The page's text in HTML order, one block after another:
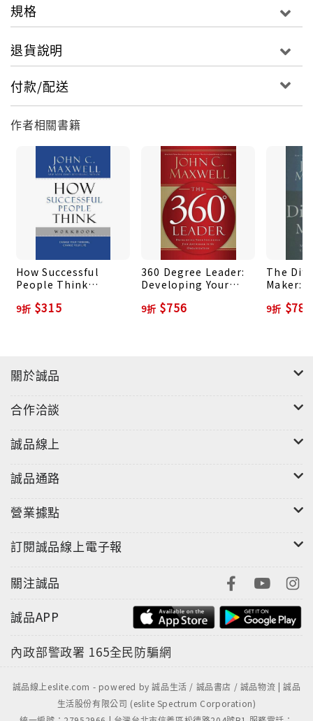
‧藉由瞭解每個人都有的五項共同點，來激勵人們
‧為什麼良好的傾聽技巧是領導者的好朋友
‧建立所有良好關係的重要元素
‧想要成功的話，最重要的關係是什麼
想要贏得人生的任何成就，你必須先贏得人心才行
本書改進你的領導力！改善你的人生！
規格
退貨說明
付款/配送
作者相關書籍
How Successful
People Think
Your Thinking,
9折 $315
360 Degree Leader:
Developing Your
Anywhere in the
9折 $756
The
Maker:
9折 $787
關於誠品
合作洽談
誠品線上
誠品通路
營業據點
訂閱誠品線上電子報
關注誠品
誠品APP
內政部警政署 165全民防騙網
誠品線上eslite.com - powered by 誠品生活 / 誠品書店 / 誠品物流 | 誠品
生活股份有限公司 (eslite Spectrum Corporation)